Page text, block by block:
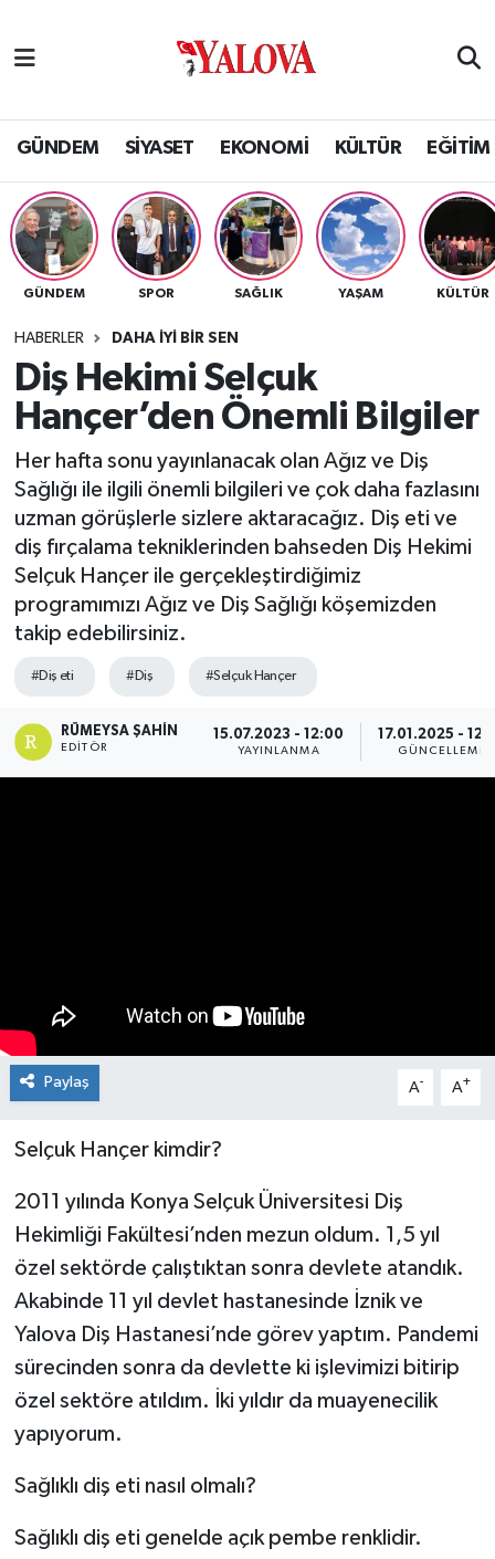
GÜNDEM SİYASET EKONOMİ KÜLTÜR EĞİTİM
GÜNDEM SPOR SAĞLIK YAŞAM KÜLTÜR
HABERLER DAHA İYİ BİR SEN
Diş Hekimi Selçuk
Hançer’den Önemli Bilgiler
Her hafta sonu yayınlanacak olan Ağız ve Diş
Sağlığı ile ilgili önemli bilgileri ve çok daha fazlasını
uzman görüşlerle sizlere aktaracağız. Diş eti ve
diş fırçalama tekniklerinden bahseden Diş Hekimi
Selçuk Hançer ile gerçekleştirdiğimiz
programımızı Ağız ve Diş Sağlığı köşemizden
takip edebilirsiniz.
#Diş eti #Diş #Selçuk Hançer
RÜMEYSA ŞAHIN
EDITÖR
15.07.2023 - 12:00
YAYINLANMA
17.01.2025 -
GÜNCELLEME
Paylaş A- A+
Selçuk Hançer kimdir?
2011 yılında Konya Selçuk Üniversitesi Diş
Hekimliği Fakültesi’nden mezun oldum. 1,5 yıl
özel sektörde çalıştıktan sonra devlete atandık.
Akabinde 11 yıl devlet hastanesinde İznik ve
Yalova Diş Hastanesi’nde görev yaptım. Pandemi
sürecinden sonra da devlette ki işlevimizi bitirip
özel sektöre atıldım. İki yıldır da muayenecilik
yapıyorum.
Sağlıklı diş eti nasıl olmalı?
Sağlıklı diş eti genelde açık pembe renklidir.
SİYASET
EKONOMİ
KÜLTÜR
BİLİM VE TEKNOLOJİ
ASAYİŞ
SAĞLIK
SPOR
ULUSAL
Yalova Nöbetçi Eczaneler
Yalova Hava Durumu
Yalova Namaz Vakitleri
Yalova Trafik Yoğunluk Haritası
Tüm Manşetler
Son Dakika Haberleri
Haber Arşivi